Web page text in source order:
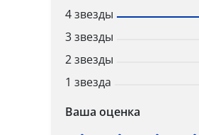
4 звезды
3 звезды
2 звезды
1 звезда
Ваша оценка